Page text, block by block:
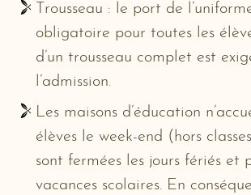
Trousseau : le port de
obligatoire pour toutes les
d’un trousseau complet est
l’admission.
Les maisons d’éducation
élèves le week-end (hors
sont fermées les jours fériés et
vacances scolaires. En